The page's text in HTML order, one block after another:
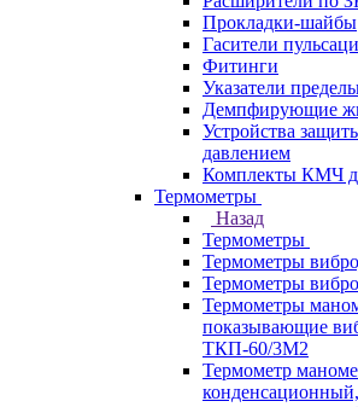
Прокладки-шайбы
Гасители
Фитинги
Указатели
Демпфирующие
Устройства
давлением
Комплекты КМЧ
Термометры
Назад
Термометры
Термометры
Термометры
Термометры
показывающие
ТКП-60/3М2
Термометр